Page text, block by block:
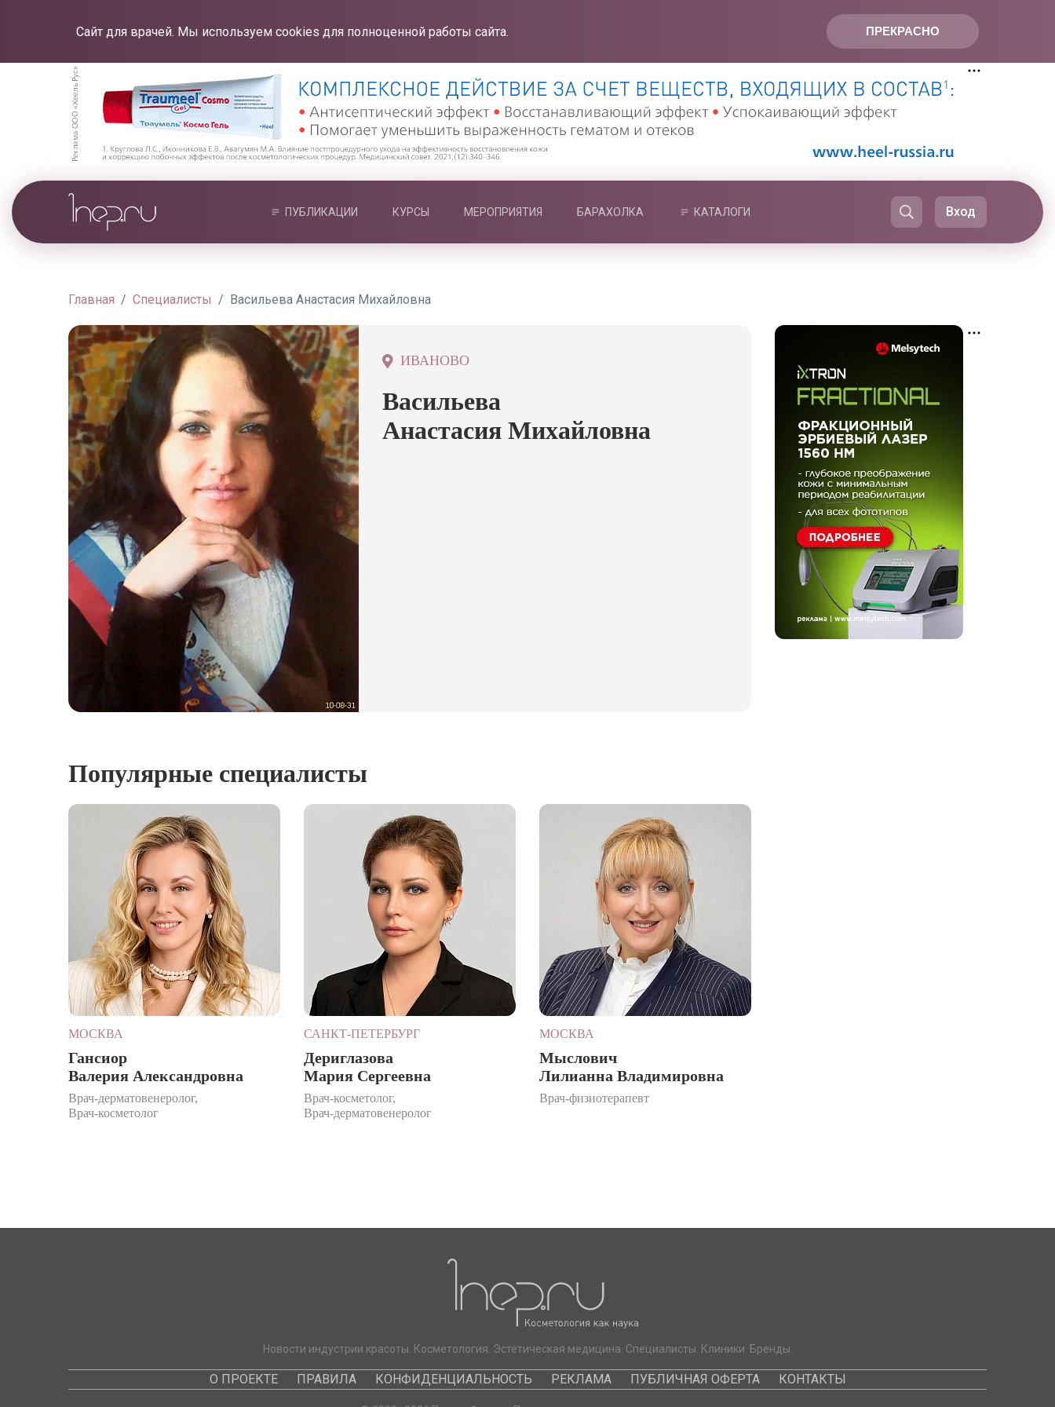
ПРЕКРАСНО
Сайт для врачей. Мы используем cookies для полноценной работы сайта.
ПУБЛИКАЦИИ КУРСЫ МЕРОПРИЯТИЯ БАРАХОЛКА КАТАЛОГИ Вход
Главная Специалисты Васильева Анастасия Михайловна
ИВАНОВО
Васильева
Анастасия Михайловна
Популярные специалисты
МОСКВА
Гансиор
Валерия Александровна
Врач-дерматовенеролог,
Врач-косметолог
САНКТ-ПЕТЕРБУРГ
Дериглазова
Мария Сергеевна
Врач-косметолог,
Врач-дерматовенеролог
МОСКВА
Мыслович
Лилианна Владимировна
Врач-физиотерапевт
Новости индустрии красоты. Косметология. Эстетическая медицина. Специалисты. Клиники. Бренды.
О ПРОЕКТЕ ПРАВИЛА КОНФИДЕНЦИАЛЬНОСТЬ РЕКЛАМА ПУБЛИЧНАЯ ОФЕРТА КОНТАКТЫ